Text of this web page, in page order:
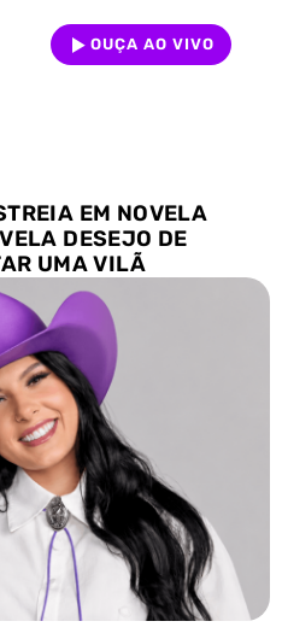
OUÇA AO VIVO
EM NOVELA
DESEJO DE
UMA VILÃ